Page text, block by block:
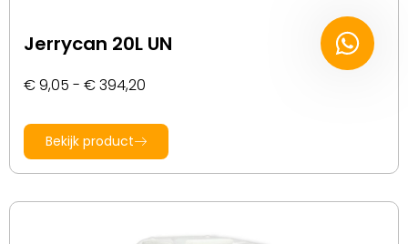
Jerrycan 20L UN
€9,05 - €394,20
Bekijk product